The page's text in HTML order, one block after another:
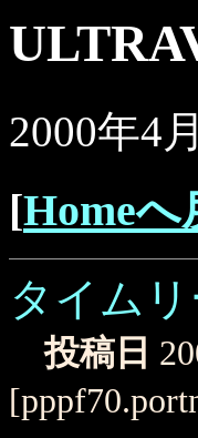
2000年4月
[Homeへ
タイム
投稿日